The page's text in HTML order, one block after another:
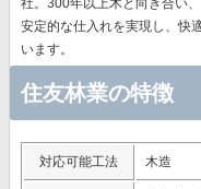
社。300年以上木と向き合い
安定的な仕入れを実現し、快
います。
住友林業の特徴
対応可能工法 木造